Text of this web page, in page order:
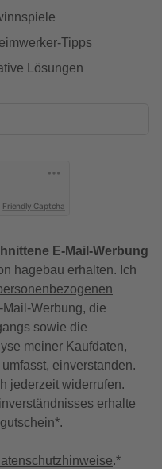
Tipps
Lösungen
Friendly Captcha
E-Mail-Werbung
hagebau erhalten. Ich
Mail-Werbung, die
sowie die
meiner Kaufdaten,
einverstanden.
jederzeit widerrufen.
erhalte
*.
.